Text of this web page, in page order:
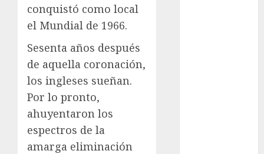
conquistó como local
el Mundial de 1966.
Sesenta años después
de aquella coronación,
los ingleses sueñan.
Por lo pronto,
ahuyentaron los
espectros de la
amarga eliminación